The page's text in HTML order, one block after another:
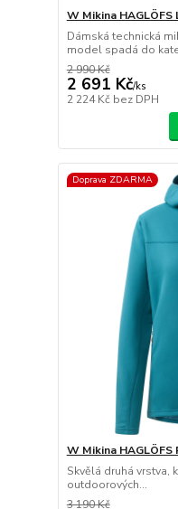
W Mikina
Dámská technická
model spadá do
2 990 Kč
2 691 Kč/ks
2 224 Kč bez DPH
Doprava ZDARMA
W Mikina
Skvělá druhá vrstva,
outdoorových...
3 190 Kč